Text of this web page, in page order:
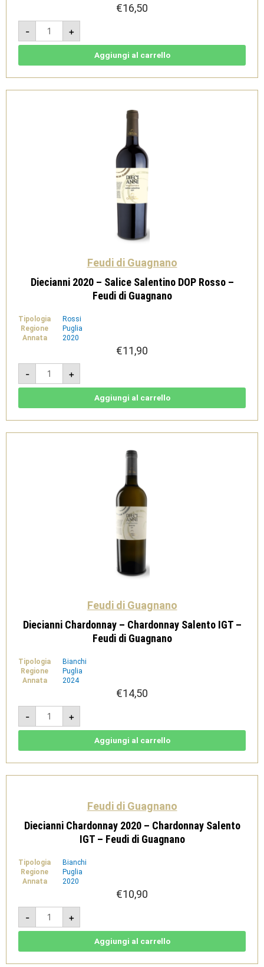
€16,50
-
Cupone
2019
-
Salice
Riserva
Feudi
+
Aggiungi al carrello
Feudi di Guagnano
Diecianni 2020 – Salice Salentino DOP Rosso –
Feudi di Guagnano
Tipologia
Rossi
Regione
Puglia
Annata
2020
€11,90
-
Diecianni
2020
-
Salice
-
di
+
Aggiungi al carrello
Feudi di Guagnano
Diecianni Chardonnay – Chardonnay Salento IGT –
Feudi di Guagnano
Tipologia
Bianchi
Regione
Puglia
Annata
2024
€14,50
-
Diecianni
Chardonnay
-
Chardonnay
Feudi
Guagnano
+
Aggiungi al carrello
Feudi di Guagnano
Diecianni Chardonnay 2020 – Chardonnay Salento
IGT – Feudi di Guagnano
Tipologia
Bianchi
Regione
Puglia
Annata
2020
€10,90
-
Diecianni
Chardonnay
2020
-
-
+
Aggiungi al carrello